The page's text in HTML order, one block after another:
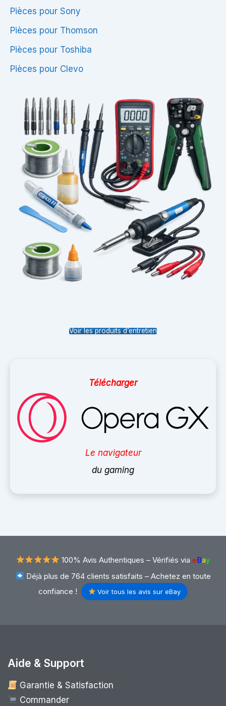
Pièces pour Sony
Pièces pour Thomson
Pièces pour Toshiba
Pièces pour Clevo
Voir les produits d’entretien
Télécharger
Le navigateur
du gaming
100% Avis Authentiques – Vérifiés via eBay
Déjà plus de 764 clients satisfaits – Achetez en toute
confiance !
Voir tous les avis sur eBay
Aide & Support
Garantie & Satisfaction
Commander